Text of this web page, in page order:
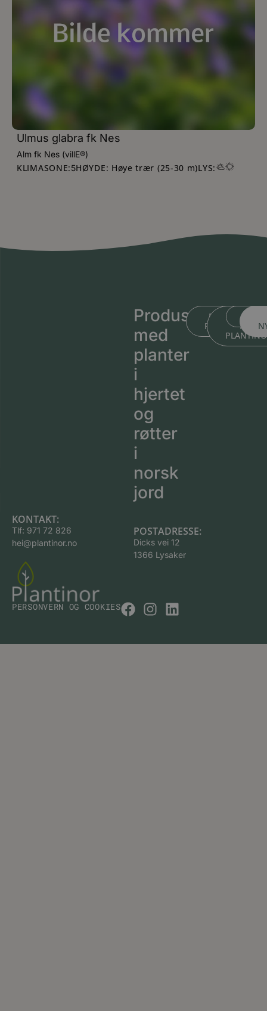
Ulmus glabra fk Nes
Alm fk Nes (villE®)
KLIMASONE:5HØYDE: Høye trær (25-30 m)LYS:
Produsert
med
planter
i
hjertet
og
røtter
i
norsk
jord
BLI KJENT MED
BLI
MED
KONTAKT:
Tlf: 971 72 826
hei@plantinor.no
POSTADRESSE:
Dicks vei 12
1366 Lysaker
PERSONVERN OG COOKIES